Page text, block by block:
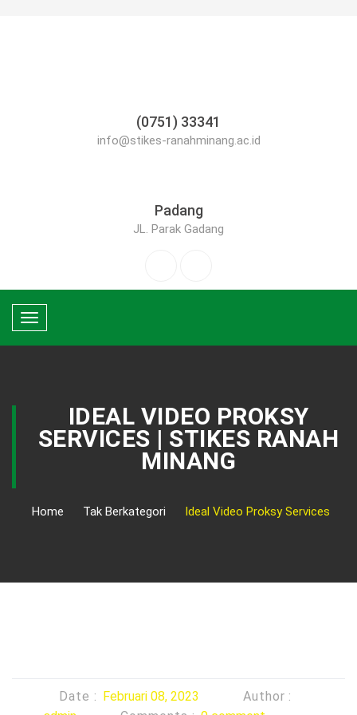
(0751) 33341
info@stikes-ranahminang.ac.id
Padang
JL. Parak Gadang
Toggle
navigation
IDEAL VIDEO PROKSY
SERVICES | STIKES RANAH
MINANG
Home Tak Berkategori Ideal Video Proksy Services
Date : Februari 08, 2023
Author :